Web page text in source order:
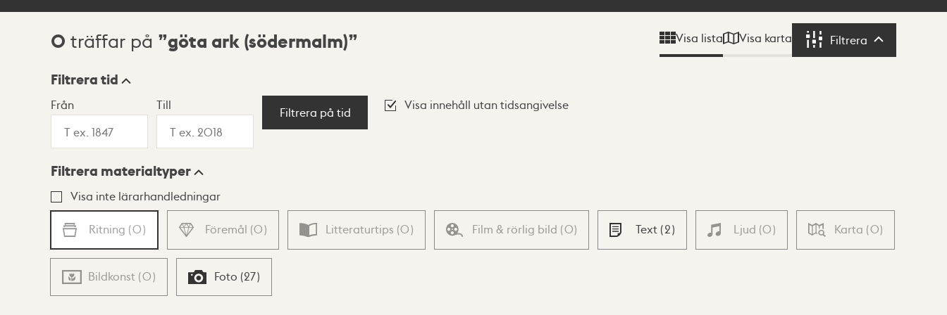
Sökresultat
0 träffar på göta ark (södermalm) Visa lista Visa karta Filtrera Filtrera
Visningsläge
Lista Karta
Filtrera tid
Från Till
Filtrera på tid
Visa innehåll utan tidsangivelse
Filtrera materialtyper
Visa inte lärarhandledningar
Ritning (0) Föremål (0) Litteraturtips (0) Film & rörlig bild (0) Text (2) Ljud (0) Karta (0)
Bildkonst (0) Foto (27)